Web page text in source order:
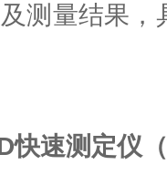
测量结果
快速测定仪